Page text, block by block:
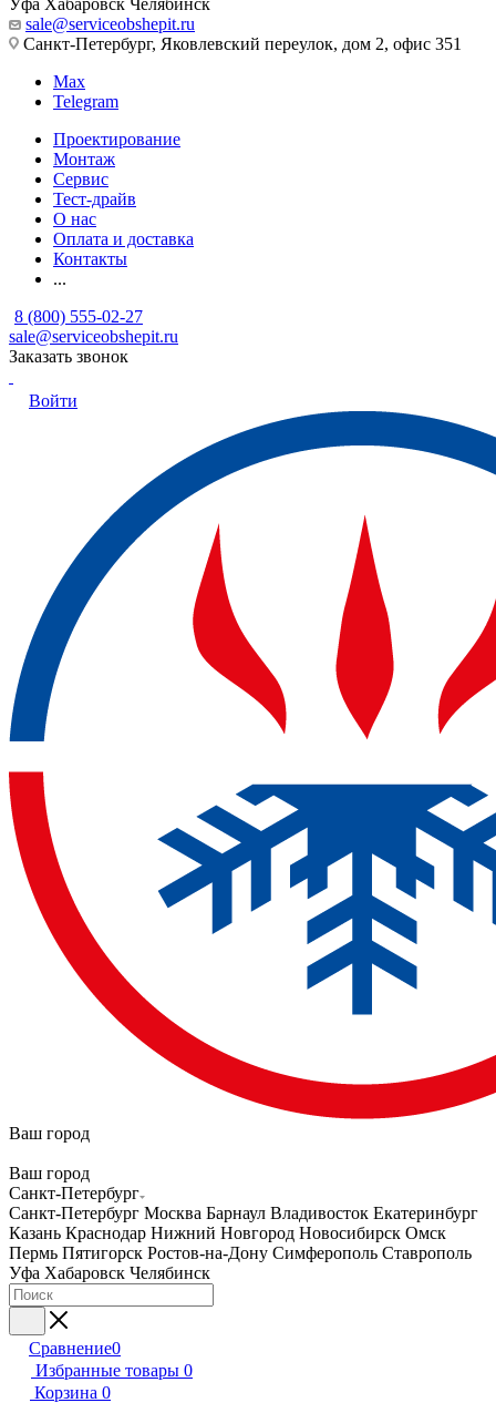
Уфа Хабаровск Челябинск
sale@serviceobshepit.ru
Санкт-Петербург, Яковлевский переулок, дом 2, офис 351
Max
Telegram
Проектирование
Монтаж
Сервис
Тест-драйв
О нас
Оплата и доставка
Контакты
...
8 (800) 555-02-27
sale@serviceobshepit.ru
Заказать звонок
Войти
Ваш город
Ваш город
Санкт-Петербург
Санкт-Петербург Москва Барнаул Владивосток Екатеринбург
Казань Краснодар Нижний Новгород Новосибирск Омск
Пермь Пятигорск Ростов-на-Дону Симферополь Ставрополь
Уфа Хабаровск Челябинск
Сравнение0
Избранные товары 0
Корзина 0